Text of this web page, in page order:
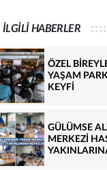
İLGİLİ HABERLER
ÖZEL
YAŞAM
KEYFİ
GÜLÜMSE
MERKEZİ